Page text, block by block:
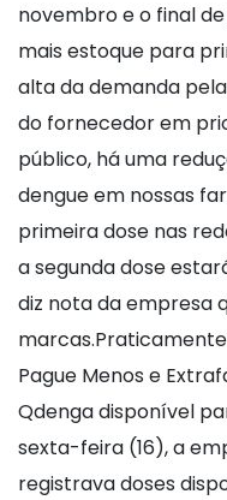
novembro e o final
mais estoque para
alta da demanda
do fornecedor em
público, há uma
dengue em nossas
primeira dose nas
a segunda dose
diz nota da empresa
Pague Menos e
Qdenga disponível
sexta-feira (16), a
registrava doses